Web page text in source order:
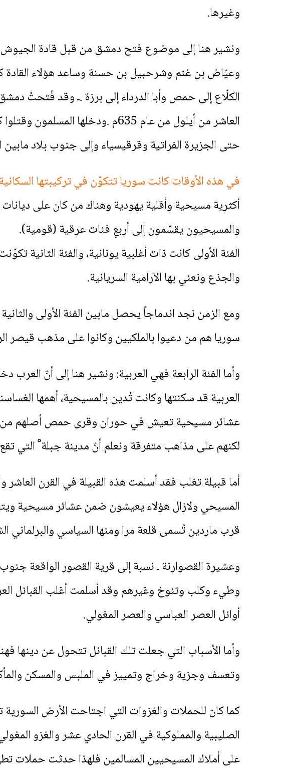
وغيرها.
ونشير هنا إلى موضوع فتح دمشق من قبل قادة الجيوش
وعيّاض بن غنم وشرحبيل بن حسنة وساعد هؤلاء القادة
الكلّاع إلى حمص وأبا الدرداء إلى برزة .ـ وقد
العاشر من أيلول من عام 635م
حتى الجزيرة الفراتية وقرقيسياء وإلى جنوب بلاد
في هذه الأوقات كانت سوريا تتكوّن في تركيبتها السكانية
أكثرية مسيحية وأقلية يهودية وهناك من كان على
والمسيحيون يقسّمون إلى أربعِ فئات عرقية (قومية).
الفئة الأولى كانت ذات أغلبية يونانية، والفئة
والجذع ونعني بها الآرامية السريانية.
ومع الزمن نجد اندماجاً يحصل مابين الفئة الأولى
سوريا هم من دعيوا بالملكيين وكانوا على مذهب قيصر
وأما الفئة الرابعة فهي العربية: ونشير هنا إلى أنّ العرب
العربية قد سكنتها وكانت تُدين بالمسيحية، أهمها
عشائر مسيحية تعيش في حوران وقرى حمص أصلهم من
لكنهم على مذاهب متفرقة ونعلم أنّ مدينة جبلة ْ التي
أما قبيلة تغلب فقد أسلمت هذه القبيلة في القرن
المسيحي ولازال هؤلاء يعيشون ضمن عشائر مسيحية
قرب ماردين تُسمى قلعة مرا ومنها السياسي
وعشيرة القصوارنة ـ نسبة إلى قرية القصور الواقعة
وطيء وكلب وتنوخ وغيرهم وقد أسلمت أغلب القبائل
أوائل العصر العباسي والعصر المغولي.
وأما الأسباب التي جعلت تلك القبائل تتحول عن دينها
وتعسف وجزية وخراج وتمييز في الملبس والمسكن
كما كان للحملات والغزوات التي اجتاحت الأرض